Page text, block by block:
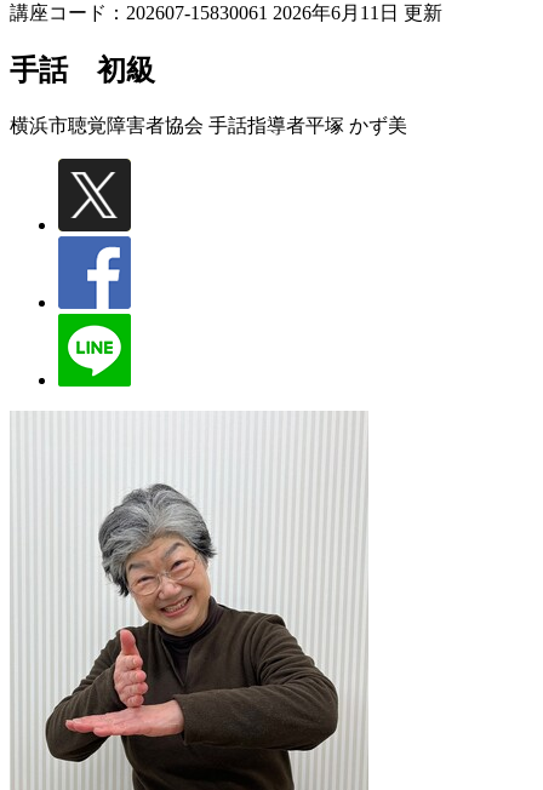
講座コード：202607-15830061 2026年6月11日 更新
手話 初級
横浜市聴覚障害者協会 手話指導者平塚 かず美